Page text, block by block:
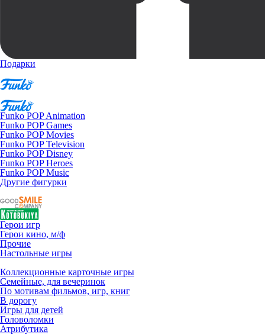
Подарки
Funko POP Animation
Funko POP Games
Funko POP Movies
Funko POP Television
Funko POP Disney
Funko POP Heroes
Funko POP Music
Другие фигурки
Герои игр
Герои кино, м/ф
Прочие
Настольные игры
Коллекционные карточные игры
Семейные, для вечеринок
По мотивам фильмов, игр, книг
В дорогу
Игры для детей
Головоломки
Атрибутика